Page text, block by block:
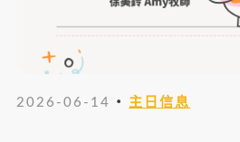
2026-06-14 ・ 主日信息